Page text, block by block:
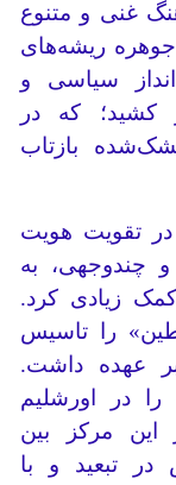
غنی و متنوع
ریشه‌های
سیاسی و
کشید؛ که در
بازتاب
در تقویت هویت
چندوجهی، به
زیادی کرد.
فلسطین» را تاسیس
عهده داشت.
را در اورشلیم
مرکز بین
تبعید و با